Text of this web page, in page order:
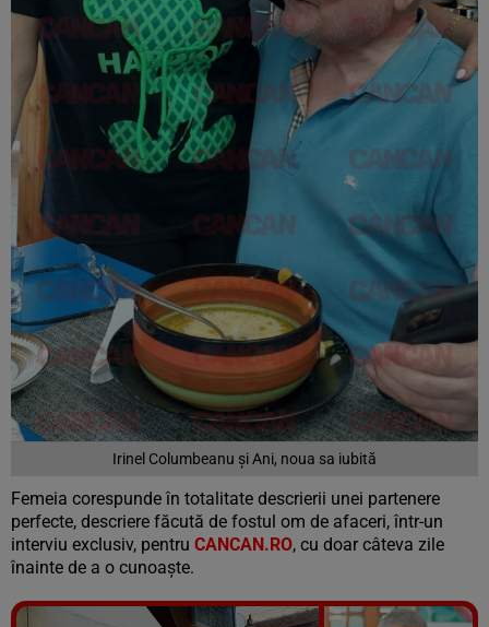
Irinel Columbeanu și Ani, noua sa iubită
Femeia corespunde în totalitate descrierii unei partenere
perfecte, descriere făcută de fostul om de afaceri, într-un
interviu exclusiv, pentru CANCAN.RO, cu doar câteva zile
înainte de a o cunoaște.